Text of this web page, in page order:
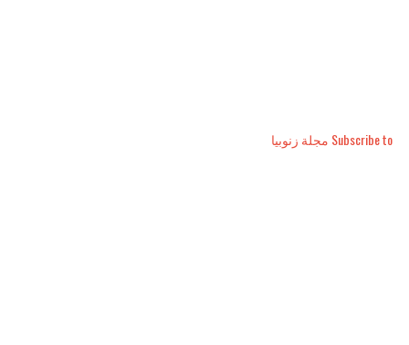
Subscribe to مجلة زنوبيا